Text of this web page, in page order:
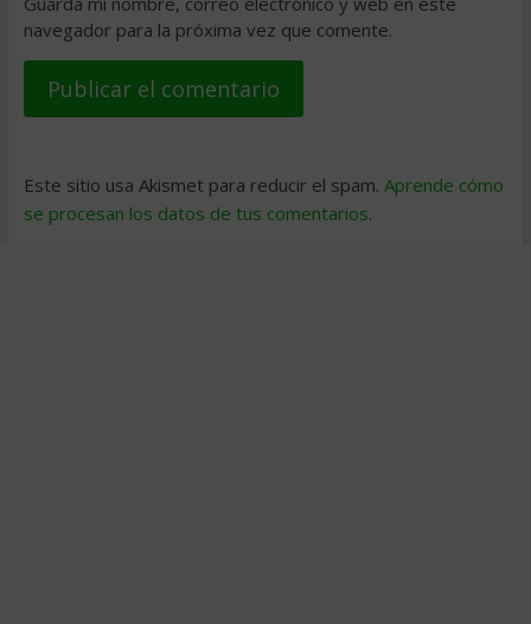
navegador para la próxima vez que comente.
Este sitio usa Akismet para reducir el spam. Aprende cómo
se procesan los datos de tus comentarios.